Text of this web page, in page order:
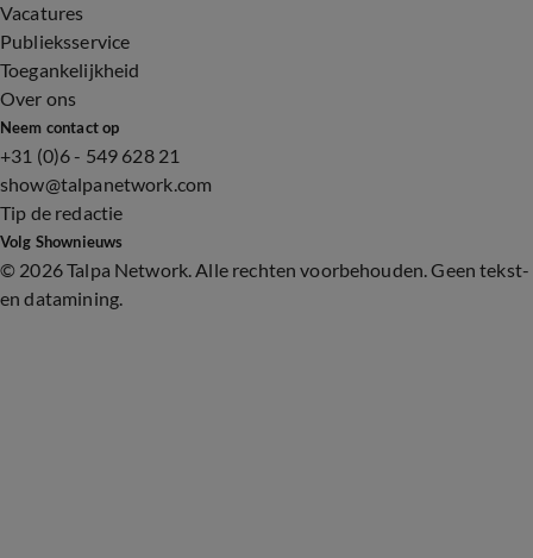
Vacatures
Publieksservice
Toegankelijkheid
Over ons
Neem contact op
+31 (0)6 - 549 628 21
show@talpanetwork.com
Tip de redactie
Volg Shownieuws
© 2026 Talpa Network. Alle rechten voorbehouden. Geen tekst-
en datamining.